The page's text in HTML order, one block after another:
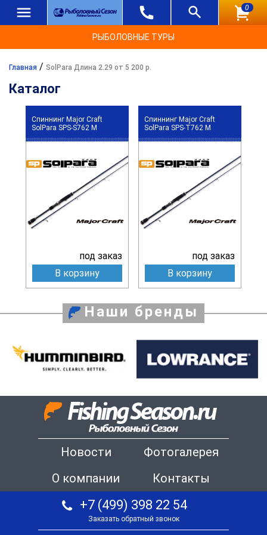
0
РЫБОЛОВНЫЕ ТУРЫ
Главная / SolPara Длина 2.29 от 5 200 р.
Каталог
Спиннинг Major Craft
SolPara SPS-S762 M
под заказ
В корзину
Спиннинг Major Craft
SolPara SPS-T762 M
под заказ
В корзину
Наши бренды
Новости
Фотогалерея
О компании
Контакты
+7 (499) 398 22 54
Заказать обратный звонок